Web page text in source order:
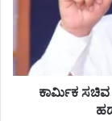
ಕಾರ್ಮಿಕ